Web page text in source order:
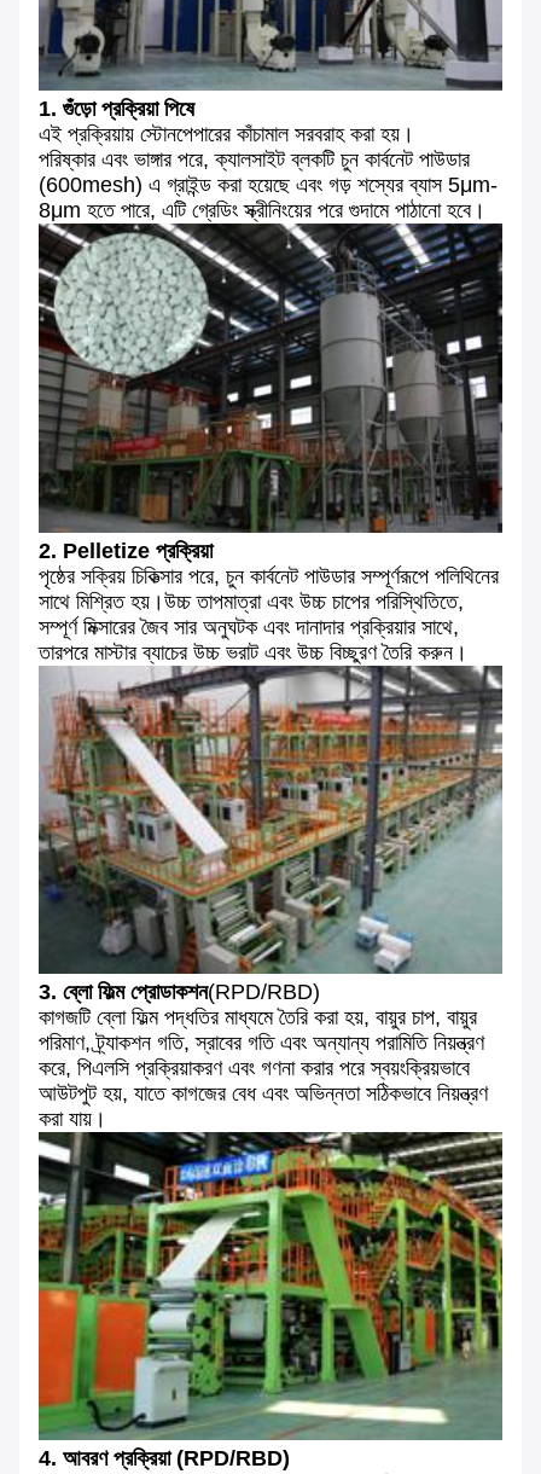
1. গুঁড়ো প্রক্রিয়া পিষে
এই প্রক্রিয়ায় স্টোনপেপারের কাঁচামাল সরবরাহ করা হয়।
পরিষ্কার এবং ভাঙ্গার পরে, ক্যালসাইট ব্লকটি চুন কার্বনেট পাউডার
(600mesh) এ গ্রাইন্ড করা হয়েছে এবং গড় শস্যের ব্যাস 5μm-
8μm হতে পারে, এটি গ্রেডিং স্ক্রীনিংয়ের পরে গুদামে পাঠানো হবে।
2. Pelletize প্রক্রিয়া
পৃষ্ঠের সক্রিয় চিকিত্সার পরে, চুন কার্বনেট পাউডার সম্পূর্ণরূপে পলিথিনের
সাথে মিশ্রিত হয়।উচ্চ তাপমাত্রা এবং উচ্চ চাপের পরিস্থিতিতে,
সম্পূর্ণ মিক্সারের জৈব সার অনুঘটক এবং দানাদার প্রক্রিয়ার সাথে,
তারপরে মাস্টার ব্যাচের উচ্চ ভরাট এবং উচ্চ বিচ্ছুরণ তৈরি করুন।
3. ব্লো ফিল্ম প্রোডাকশন(RPD/RBD)
কাগজটি ব্লো ফিল্ম পদ্ধতির মাধ্যমে তৈরি করা হয়, বায়ুর চাপ, বায়ুর
পরিমাণ, ট্র্যাকশন গতি, স্রাবের গতি এবং অন্যান্য পরামিতি নিয়ন্ত্রণ
করে, পিএলসি প্রক্রিয়াকরণ এবং গণনা করার পরে স্বয়ংক্রিয়ভাবে
আউটপুট হয়, যাতে কাগজের বেধ এবং অভিন্নতা সঠিকভাবে নিয়ন্ত্রণ
করা যায়।
4. আবরণ প্রক্রিয়া (RPD/RBD)